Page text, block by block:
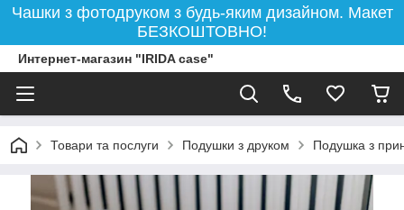
Чашки з фотодруком з будь-яким дизайном. Макет
БЕЗКОШТОВНО!
Интернет-магазин "IRIDA case"
Товари та послуги Подушки з друком Подушка з